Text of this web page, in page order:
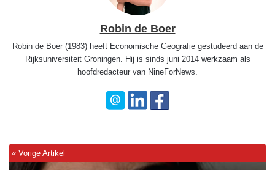
Robin de Boer
Robin de Boer (1983) heeft Economische Geografie gestudeerd aan de
Rijksuniversiteit Groningen. Hij is sinds juni 2014 werkzaam als
hoofdredacteur van NineForNews.